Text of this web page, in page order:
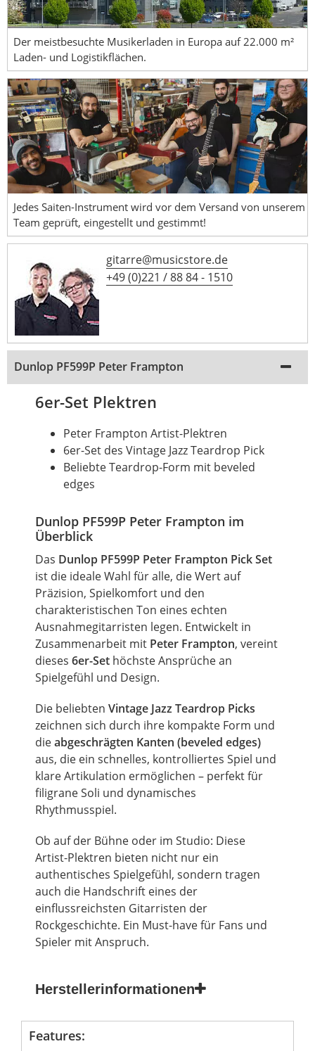
Der meistbesuchte Musikerladen in Europa auf 22.000 m²
Laden- und Logistikflächen.
Jedes Saiten-Instrument wird vor dem Versand von unserem
Team geprüft, eingestellt und gestimmt!
gitarre@musicstore.de
+49 (0)221 / 88 84 - 1510
Dunlop PF599P Peter Frampton
6er-Set Plektren
Peter Frampton Artist-Plektren
6er-Set des Vintage Jazz Teardrop Pick
Beliebte Teardrop-Form mit beveled
edges
Dunlop PF599P Peter Frampton im
Überblick
Das Dunlop PF599P Peter Frampton Pick Set
ist die ideale Wahl für alle, die Wert auf
Präzision, Spielkomfort und den
charakteristischen Ton eines echten
Ausnahmegitarristen legen. Entwickelt in
Zusammenarbeit mit Peter Frampton, vereint
dieses 6er-Set höchste Ansprüche an
Spielgefühl und Design.
Die beliebten Vintage Jazz Teardrop Picks
zeichnen sich durch ihre kompakte Form und
dieabgeschrägten Kanten (beveled edges)
aus, die ein schnelles, kontrolliertes Spiel und
klare Artikulation ermöglichen – perfekt für
filigrane Soli und dynamisches
Rhythmusspiel.
Ob auf der Bühne oder im Studio: Diese
Artist-Plektren bieten nicht nur ein
authentisches Spielgefühl, sondern tragen
auch die Handschrift eines der
einflussreichsten Gitarristen der
Rockgeschichte. Ein Must-have für Fans und
Spieler mit Anspruch.
Herstellerinformationen
Features: